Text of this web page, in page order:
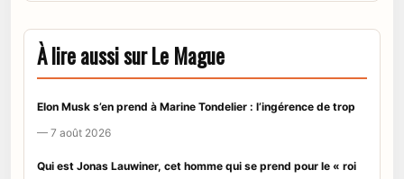
À lire aussi sur Le Mague
Elon Musk s’en prend à Marine Tondelier : l’ingérence de trop
— 7 août 2026
Qui est Jonas Lauwiner, cet homme qui se prend pour le « roi